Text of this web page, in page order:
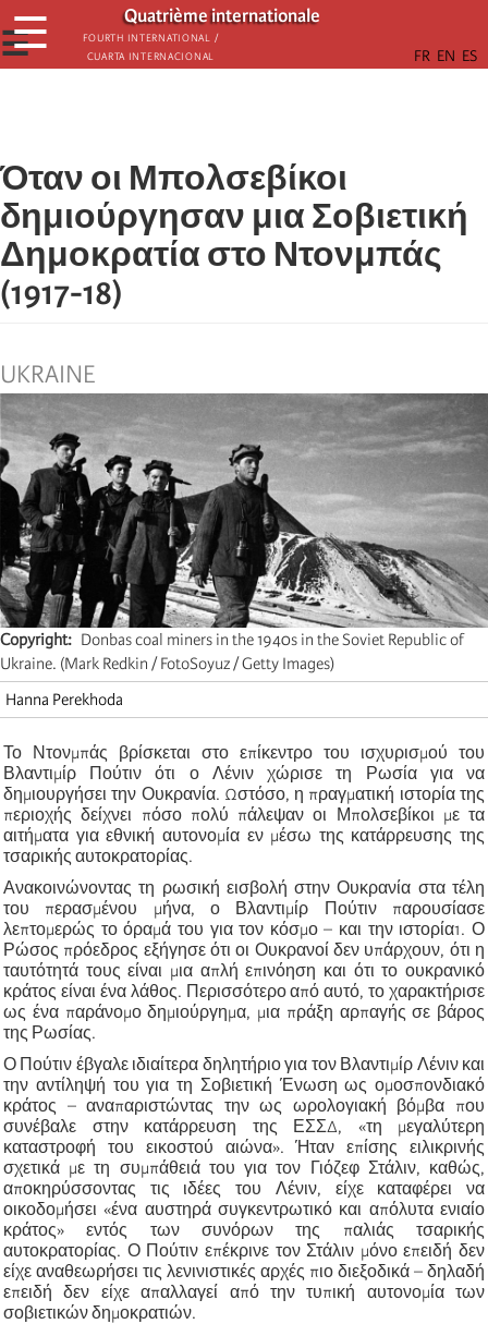
Παράκαμψη
προς
το
Quatrième internationale
Fourth International /
Cuarta Internacional
☰
☰
Όταν οι Μπολσεβίκοι
δημιούργησαν μια Σοβιετική
Δημοκρατία στο Ντονμπάς
(1917-18)
UKRAINE
Copyright
Donbas coal miners in the 1940s in the Soviet Republic of
Ukraine. (Mark Redkin / FotoSoyuz / Getty Images)
Hanna Perekhoda
Το Ντονμπάς βρίσκεται στο επίκεντρο του ισχυρισμού του
Βλαντιμίρ Πούτιν ότι ο Λένιν χώρισε τη Ρωσία για να
δημιουργήσει την Ουκρανία. Ωστόσο, η πραγματική ιστορία της
περιοχής δείχνει πόσο πολύ πάλεψαν οι Μπολσεβίκοι με τα
αιτήματα για εθνική αυτονομία εν μέσω της κατάρρευσης της
τσαρικής αυτοκρατορίας.
Ανακοινώνοντας τη ρωσική εισβολή στην Ουκρανία στα τέλη
του περασμένου μήνα, ο Βλαντιμίρ Πούτιν παρουσίασε
λεπτομερώς το όραμά του για τον κόσμο – και την ιστορία1. Ο
Ρώσος πρόεδρος εξήγησε ότι οι Ουκρανοί δεν υπάρχουν, ότι η
ταυτότητά τους είναι μια απλή επινόηση και ότι το ουκρανικό
κράτος είναι ένα λάθος. Περισσότερο από αυτό, το χαρακτήρισε
ως ένα παράνομο δημιούργημα, μια πράξη αρπαγής σε βάρος
της Ρωσίας.
Ο Πούτιν έβγαλε ιδιαίτερα δηλητήριο για τον Βλαντιμίρ Λένιν και
την αντίληψή του για τη Σοβιετική Ένωση ως ομοσπονδιακό
κράτος – αναπαριστώντας την ως ωρολογιακή βόμβα που
συνέβαλε στην κατάρρευση της ΕΣΣΔ, «τη μεγαλύτερη
καταστροφή του εικοστού αιώνα». Ήταν επίσης ειλικρινής
σχετικά με τη συμπάθειά του για τον Γιόζεφ Στάλιν, καθώς,
αποκηρύσσοντας τις ιδέες του Λένιν, είχε καταφέρει να
οικοδομήσει «ένα αυστηρά συγκεντρωτικό και απόλυτα ενιαίο
κράτος» εντός των συνόρων της παλιάς τσαρικής
αυτοκρατορίας. Ο Πούτιν επέκρινε τον Στάλιν μόνο επειδή δεν
είχε αναθεωρήσει τις λενινιστικές αρχές πιο διεξοδικά – δηλαδή
επειδή δεν είχε απαλλαγεί από την τυπική αυτονομία των
σοβιετικών δημοκρατιών.